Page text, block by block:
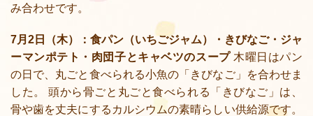
み合わせです。
7月2日（木）：食パン（いちごジャム）・きびなご・ジャ
ーマンポテト・肉団子とキャベツのスープ木曜日はパン
の日で、丸ごと食べられる小魚の「きびなご」を合わせま
した。 頭から骨ごと丸ごと食べられる「きびなご」は、
骨や歯を丈夫にするカルシウムの素晴らしい供給源です。